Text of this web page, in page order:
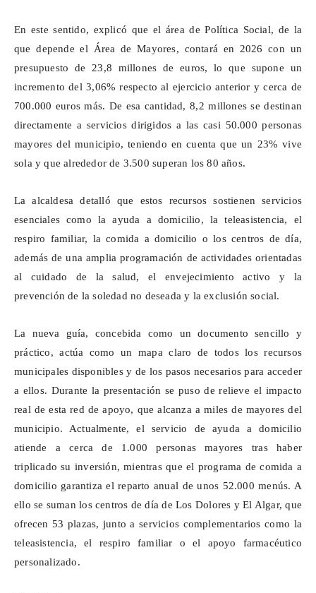
En este sentido, explicó que el área de Política Social, de la
que depende el Área de Mayores, contará en 2026 con un
presupuesto de 23,8 millones de euros, lo que supone un
incremento del 3,06% respecto al ejercicio anterior y cerca de
700.000 euros más. De esa cantidad, 8,2 millones se destinan
directamente a servicios dirigidos a las casi 50.000 personas
mayores del municipio, teniendo en cuenta que un 23% vive
sola y que alrededor de 3.500 superan los 80 años.
La alcaldesa detalló que estos recursos sostienen servicios
esenciales como la ayuda a domicilio, la teleasistencia, el
respiro familiar, la comida a domicilio o los centros de día,
además de una amplia programación de actividades orientadas
al cuidado de la salud, el envejecimiento activo y la
prevención de la soledad no deseada y la exclusión social.
La nueva guía, concebida como un documento sencillo y
práctico, actúa como un mapa claro de todos los recursos
municipales disponibles y de los pasos necesarios para acceder
a ellos. Durante la presentación se puso de relieve el impacto
real de esta red de apoyo, que alcanza a miles de mayores del
municipio. Actualmente, el servicio de ayuda a domicilio
atiende a cerca de 1.000 personas mayores tras haber
triplicado su inversión, mientras que el programa de comida a
domicilio garantiza el reparto anual de unos 52.000 menús. A
ello se suman los centros de día de Los Dolores y El Algar, que
ofrecen 53 plazas, junto a servicios complementarios como la
teleasistencia, el respiro familiar o el apoyo farmacéutico
personalizado.